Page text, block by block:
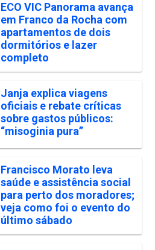
ECO VIC Panorama avança
em Franco da Rocha com
apartamentos de dois
dormitórios e lazer
completo
Janja explica viagens
oficiais e rebate críticas
sobre gastos públicos:
“misoginia pura”
Francisco Morato leva
saúde e assistência social
para perto dos moradores;
veja como foi o evento do
último sábado